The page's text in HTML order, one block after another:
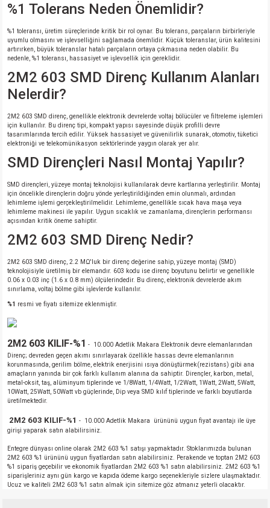
%1 Tolerans Neden Önemlidir?
%1 toleransı, üretim süreçlerinde kritik bir rol oynar. Bu tolerans, parçaların birbirleriyle
uyumlu olmasını ve işlevselliğini sağlamada önemlidir. Küçük toleranslar, ürün kalitesini
artırırken, büyük toleranslar hatalı parçaların ortaya çıkmasına neden olabilir. Bu
nedenle, %1 toleransı, hassasiyet ve işlevsellik için gereklidir.
2M2 603 SMD Direnç Kullanım Alanları
Nelerdir?
2M2 603 SMD direnç, genellikle elektronik devrelerde voltaj bölücüler ve filtreleme işlemleri
için kullanılır. Bu direnç tipi, kompakt yapısı sayesinde düşük profilli devre
tasarımlarında tercih edilir. Yüksek hassasiyet ve güvenilirlik sunarak, otomotiv, tüketici
elektroniği ve telekomünikasyon sektörlerinde yaygın olarak yer alır.
SMD Dirençleri Nasıl Montaj Yapılır?
SMD dirençleri, yüzeye montaj teknolojisi kullanılarak devre kartlarına yerleştirilir. Montaj
için öncelikle dirençlerin doğru yönde yerleştirildiğinden emin olunmalı, ardından
lehimleme işlemi gerçekleştirilmelidir. Lehimleme, genellikle sıcak hava maşa veya
lehimleme makinesi ile yapılır. Uygun sıcaklık ve zamanlama, dirençlerin performansı
açısından kritik öneme sahiptir.
2M2 603 SMD Direnç Nedir?
2M2 603 SMD direnç, 2.2 MΩ'luk bir direnç değerine sahip, yüzeye montaj (SMD)
teknolojisiyle üretilmiş bir elemandır. 603 kodu ise direnç boyutunu belirtir ve genellikle
0.06 x 0.03 inç (1.6 x 0.8 mm) ölçülerindedir. Bu direnç, elektronik devrelerde akım
sınırlama, voltaj bölme gibi işlevlerde kullanılır.
%1 resmi ve fiyatı sitemize eklenmiştir.
2M2 603 KILIF-%1 - 10.000 Adetlik Makara Elektronik devre elemanlarından
Direnç; devreden geçen akımı sınırlayarak özellikle hassas devre elemanlarının
korunmasında, gerilim bölme, elektrik enerjisini ısıya dönüştürmek(rezistans) gibi ana
amaçların yanında bir çok farklı kullanım alanına da sahiptir. Dirençler, karbon, metal,
metal-oksit, taş, alüminyum tiplerinde ve 1/8Watt, 1/4Watt, 1/2Watt, 1Watt, 2Watt, 5Watt,
10Watt, 25Watt, 50Watt vb güçlerinde, Dip veya SMD kılıf tiplerinde ve farklı boyutlarda
üretilmektedir.
2M2 603 KILIF-%1 - 10.000 Adetlik Makara ürününü uygun fiyat avantajı ile üye
girişi yaparak satın alabilirsiniz.
Entegre dünyası online olarak 2M2 603 %1 satışı yapmaktadır. Stoklarımızda bulunan
2M2 603 %1 ürününü uygun fiyatlardan satın alabilirsiniz. Perakende ve toptan 2M2 603
%1 sipariş geçebilir ve ekonomik fiyatlardan 2M2 603 %1 satın alabilirsiniz. 2M2 603 %1
siparişleriniz aynı gün kargo ve kapıda ödeme kargo seçenekleriyle sizlere ulaşmaktadır.
Ucuz ve kaliteli 2M2 603 %1 satın almak için sitemize göz atmanız yeterli olacaktır.